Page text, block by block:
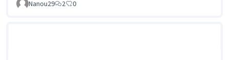
Nanou29 2 0